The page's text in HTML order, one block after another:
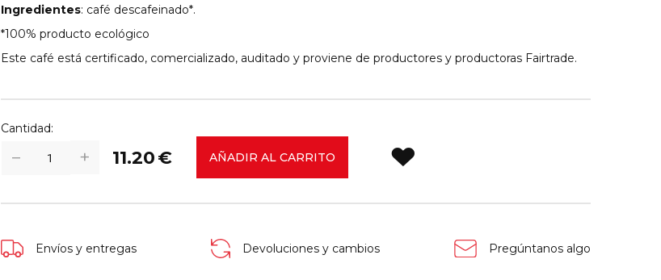
Ingredientes: café descafeinado*.
*100% producto ecológico
Este café está certificado, comercializado, auditado y proviene de productores y productoras Fairtrade.
Cantidad:
+
− 11.20€ AÑADIR AL CARRITO
Envíos y entregas Devoluciones y cambios Pregúntanos algo